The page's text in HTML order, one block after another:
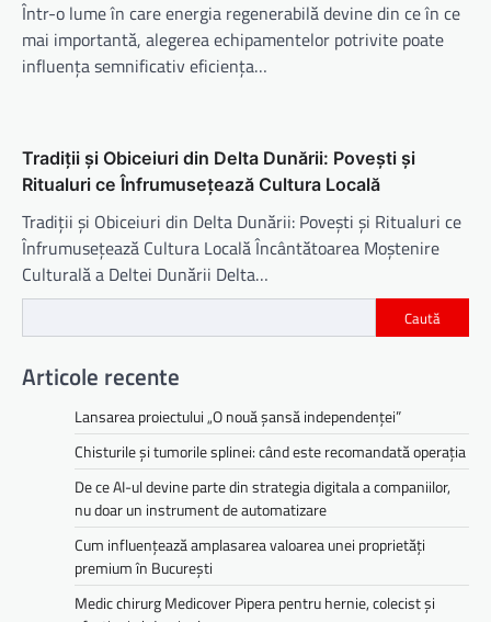
Într-o lume în care energia regenerabilă devine din ce în ce
mai importantă, alegerea echipamentelor potrivite poate
influența semnificativ eficiența…
Tradiții și Obiceiuri din Delta Dunării: Povești și
Ritualuri ce Înfrumusețează Cultura Locală
Tradiții și Obiceiuri din Delta Dunării: Povești și Ritualuri ce
Înfrumusețează Cultura Locală Încântătoarea Moștenire
Culturală a Deltei Dunării Delta…
Caută
Articole recente
Lansarea proiectului „O nouă șansă independenței”
Chisturile și tumorile splinei: când este recomandată operația
De ce AI-ul devine parte din strategia digitala a companiilor,
nu doar un instrument de automatizare
Cum influențează amplasarea valoarea unei proprietăți
premium în București
Medic chirurg Medicover Pipera pentru hernie, colecist și